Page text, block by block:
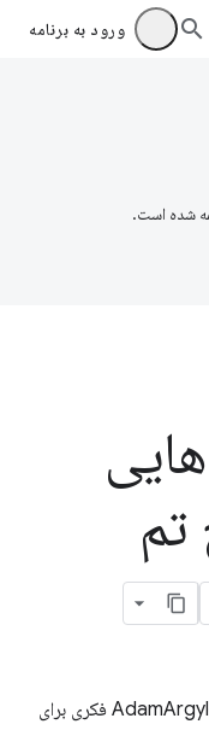
ورود به برنامه
شده است.
تم
در چالش رابط کاربری گرافیکی امروز، @AdamArgyleInk فکری برای